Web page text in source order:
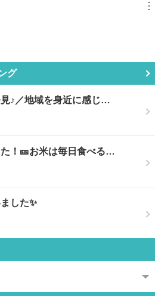
︙
グ
♪／地域を身近に感じ…
！🎫お米は毎日食べる…
した✨